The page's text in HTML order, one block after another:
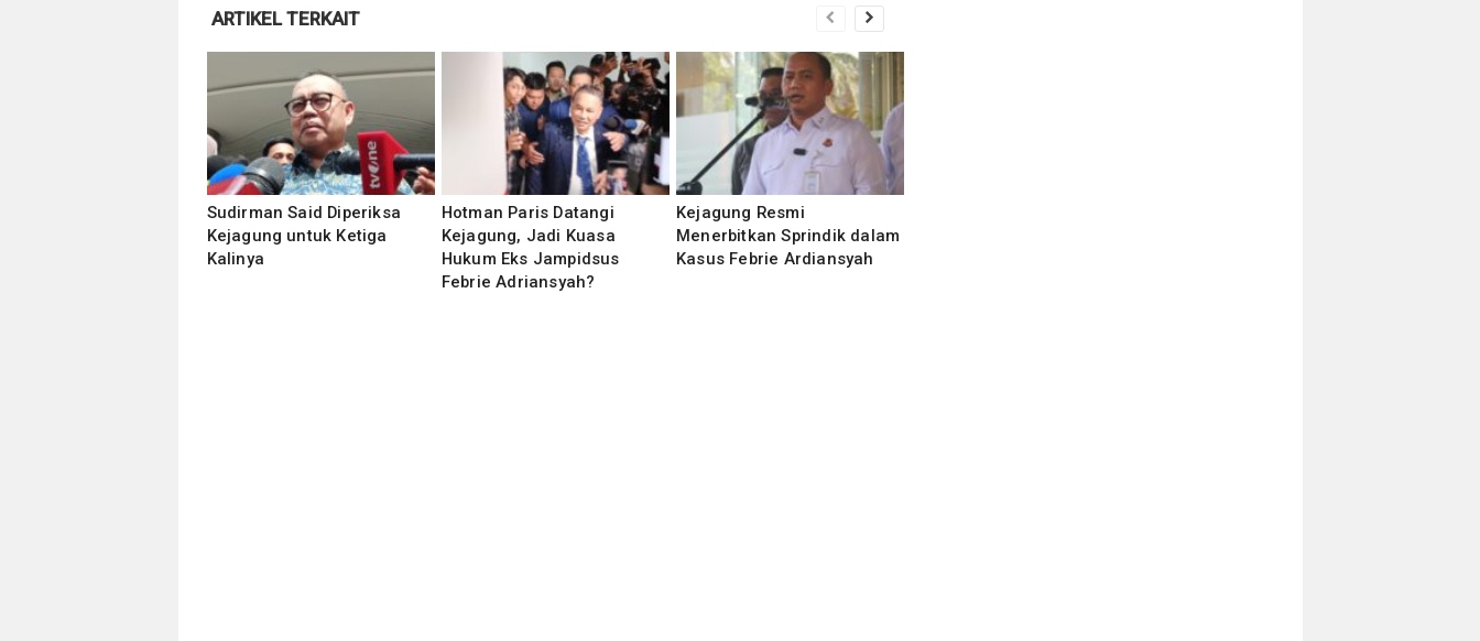
ARTIKEL TERKAIT
Sudirman Said Diperiksa
Kejagung untuk Ketiga
Kalinya
‎Hotman Paris Datangi
Kejagung, Jadi Kuasa
Hukum Eks Jampidsus
Febrie Adriansyah?
Kejagung Resmi
Menerbitkan Sprindik dalam
Kasus Febrie Ardiansyah